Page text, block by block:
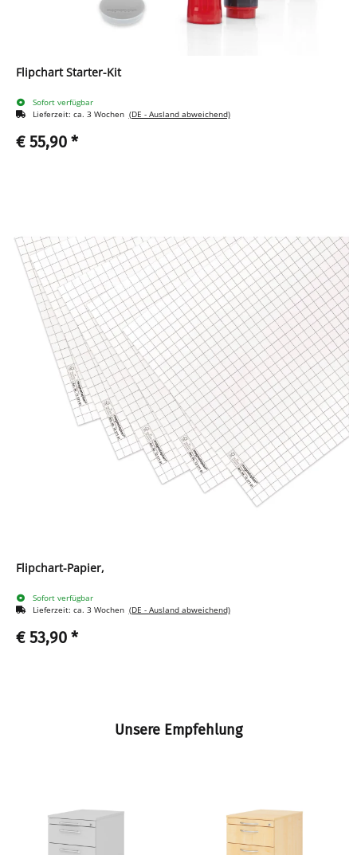
Flipchart Starter-Kit
Sofort verfügbar
Lieferzeit: ca. 3 Wochen (DE - Ausland abweichend)
€ 55,90 *
Flipchart-Papier,
Sofort verfügbar
Lieferzeit: ca. 3 Wochen (DE - Ausland abweichend)
€ 53,90 *
Unsere Empfehlung